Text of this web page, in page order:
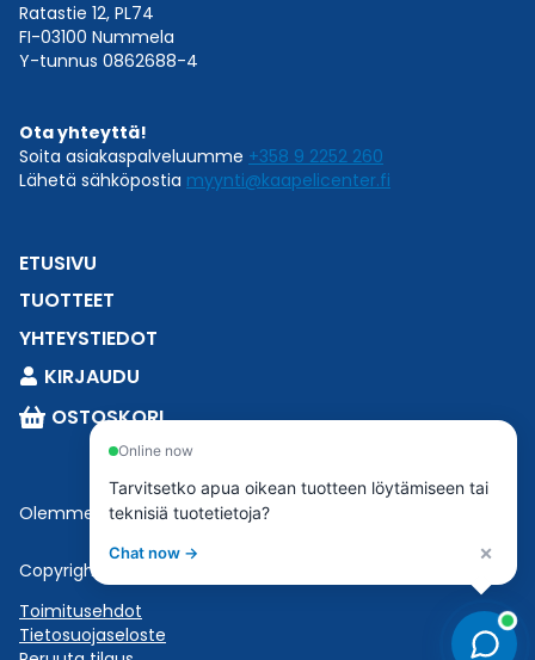
Ratastie 12, PL74
FI-03100 Nummela
Y-tunnus 0862688-4
Ota yhteyttä!
Soita asiakaspalveluumme +358 9 2252 260
Lähetä sähköpostia myynti@kaapelicenter.fi
ETUSIVU
TUOTTEET
YHTEYSTIEDOT
KIRJAUDU
OSTOSKORI
Olemme osaEsbeconia.
Copyright © 2023 Esbecon | All Rights Reserved
Toimitusehdot
Tietosuojaseloste
Online now
Tarvitsetko apua oikean tuotteen löytämiseen tai
teknisiä tuotetietoja?
Chat now → ×